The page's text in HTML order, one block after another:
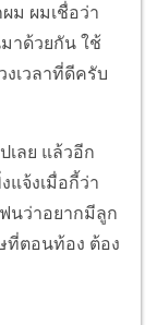
ม ผมเชื่อว่า
มาด้วยกัน ใช้
เวลาที่ดีครับ
เลย แล้วอีก
แจ้งเมื่อกี้ว่า
นว่าอยากมีลูก
ที่ตอนท้อง ต้อง